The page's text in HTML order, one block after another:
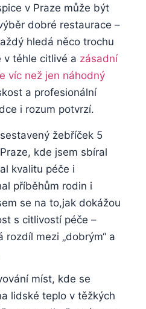
v Praze může být
dobré restaurace –
hledá něco trochu
v téhle citlivé a zásadní
víc než jen náhodný
a profesionální
i rozum potvrzí.
žebříček 5
kde jsem sbíral
kvalitu péče i
příběhům rodin i
se na to,jak dokážou
s citlivostí péče –
mezi „dobrým“ a
míst, kde se
lidské teplo v těžkých